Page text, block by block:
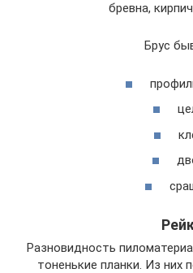
бревна,
Брус
Разновидность
тоненькие планки. Из них